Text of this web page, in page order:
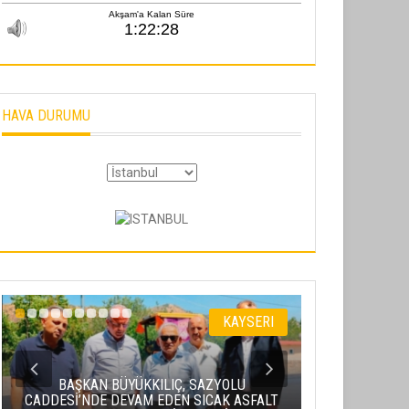
HAVA DURUMU
KAYSERI
BAŞKAN BÜYÜKKILIÇ, SAZYOLU
CADDESİ’NDE DEVAM EDEN SICAK ASFALT